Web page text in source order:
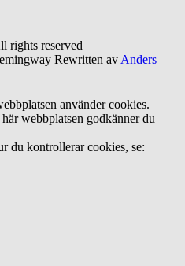
rights reserved
Rewritten av Anders
använder cookies.
webbplatsen godkänner du
du kontrollerar cookies, se: